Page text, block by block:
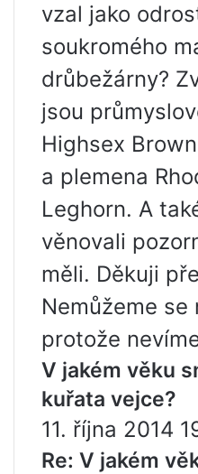
vzal jako
soukromého
drůbežárny?
jsou
Highsex
a plemena
Leghorn. A
věnovali
měli. Děkuji
Nemůžeme
protože
V jakém věku
kuřata vejce?
11. října 2014
Re: V jakém